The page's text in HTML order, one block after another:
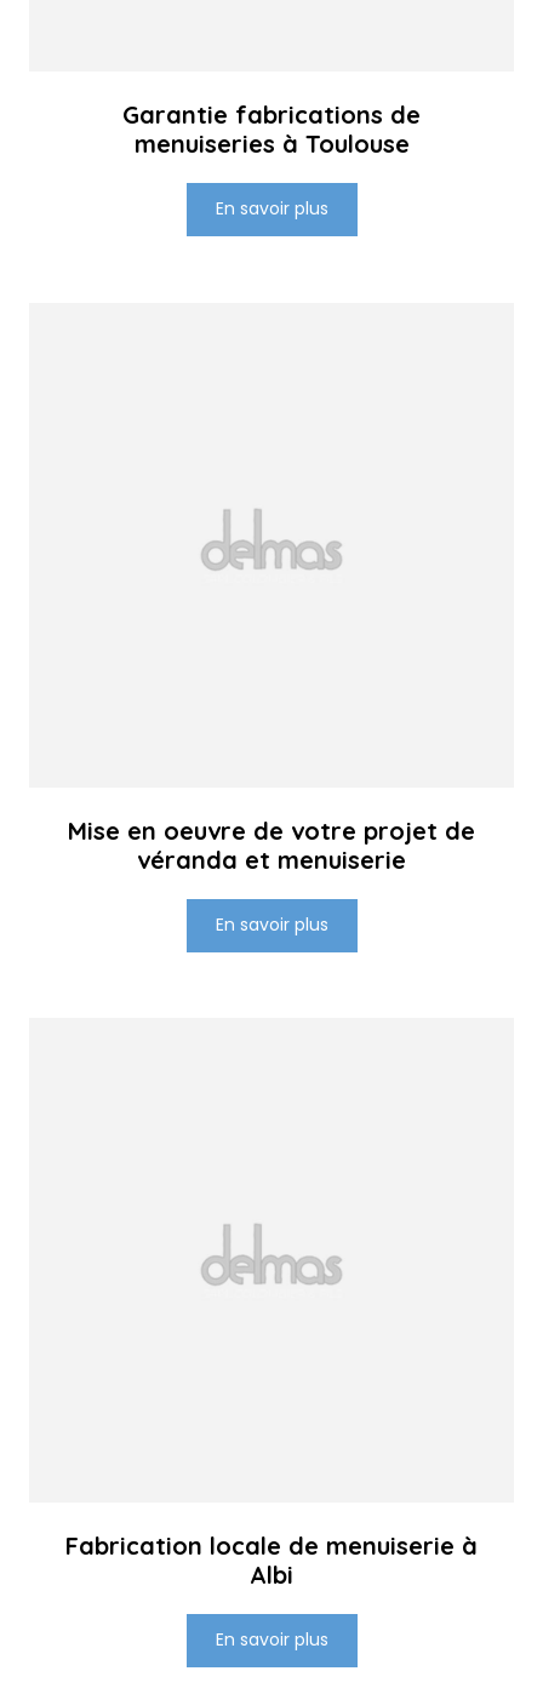
Garantie fabrications de
menuiseries à Toulouse
En savoir plus
Mise en oeuvre de votre projet de
véranda et menuiserie
En savoir plus
Fabrication locale de menuiserie à
Albi
En savoir plus